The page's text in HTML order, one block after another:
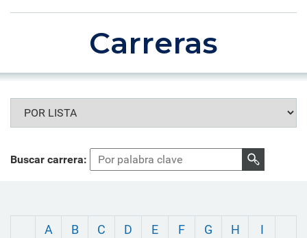
Carreras
Buscar carrera:
A B C D E F G H
I